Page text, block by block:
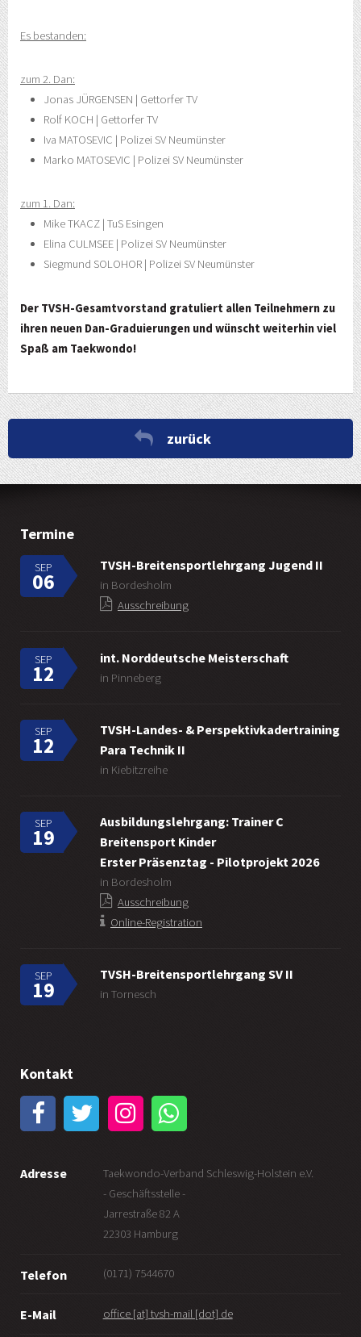
Es bestanden:
zum 2. Dan:
Jonas JÜRGENSEN | Gettorfer TV
Rolf KOCH | Gettorfer TV
Iva MATOSEVIC | Polizei SV Neumünster
Marko MATOSEVIC | Polizei SV Neumünster
zum 1. Dan:
Mike TKACZ | TuS Esingen
Elina CULMSEE | Polizei SV Neumünster
Siegmund SOLOHOR | Polizei SV Neumünster
Der TVSH-Gesamtvorstand gratuliert allen Teilnehmern zu
ihren neuen Dan-Graduierungen und wünscht weiterhin viel
Spaß am Taekwondo!
zurück
Termine
SEP
06
TVSH-Breitensportlehrgang Jugend II
in Bordesholm
Ausschreibung
SEP
12
int. Norddeutsche Meisterschaft
in Pinneberg
SEP
12
TVSH-Landes- & Perspektivkadertraining
Para Technik II
in Kiebitzreihe
SEP
19
Ausbildungslehrgang: Trainer C
Breitensport Kinder
Erster Präsenztag - Pilotprojekt 2026
in Bordesholm
Ausschreibung
Online-Registration
SEP
19
TVSH-Breitensportlehrgang SV II
in Tornesch
Kontakt
Adresse
Taekwondo-Verband Schleswig-Holstein e.V.
- Geschäftsstelle -
Jarrestraße 82 A
22303 Hamburg
Telefon (0171) 7544670
E-Mail office [at] tvsh-mail [dot] de